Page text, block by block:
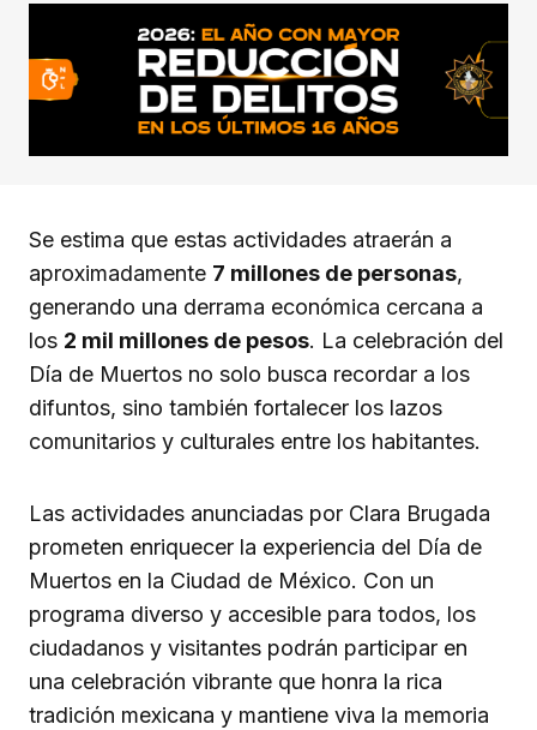
Se estima que estas actividades atraerán a
aproximadamente 7 millones de personas,
generando una derrama económica cercana a
los 2 mil millones de pesos. La celebración del
Día de Muertos no solo busca recordar a los
difuntos, sino también fortalecer los lazos
comunitarios y culturales entre los habitantes.
Las actividades anunciadas por Clara Brugada
prometen enriquecer la experiencia del Día de
Muertos en la Ciudad de México. Con un
programa diverso y accesible para todos, los
ciudadanos y visitantes podrán participar en
una celebración vibrante que honra la rica
tradición mexicana y mantiene viva la memoria